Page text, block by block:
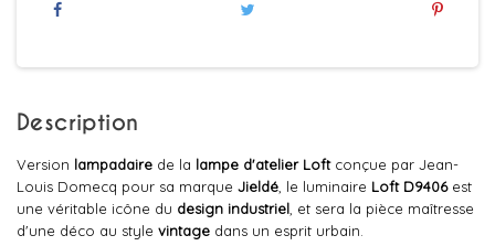
Description
Version lampadaire de la lampe d'atelier Loftconçue par Jean-
Louis Domecq pour sa marque Jieldé , le luminaire Loft D9406est
une véritable icône du design industriel , et sera la pièce maîtresse
d'une déco au style vintage dans un esprit urbain.